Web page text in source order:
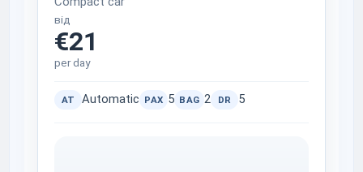
від
€21
per day
AT Automatic PAX 5 BAG 2 DR 5